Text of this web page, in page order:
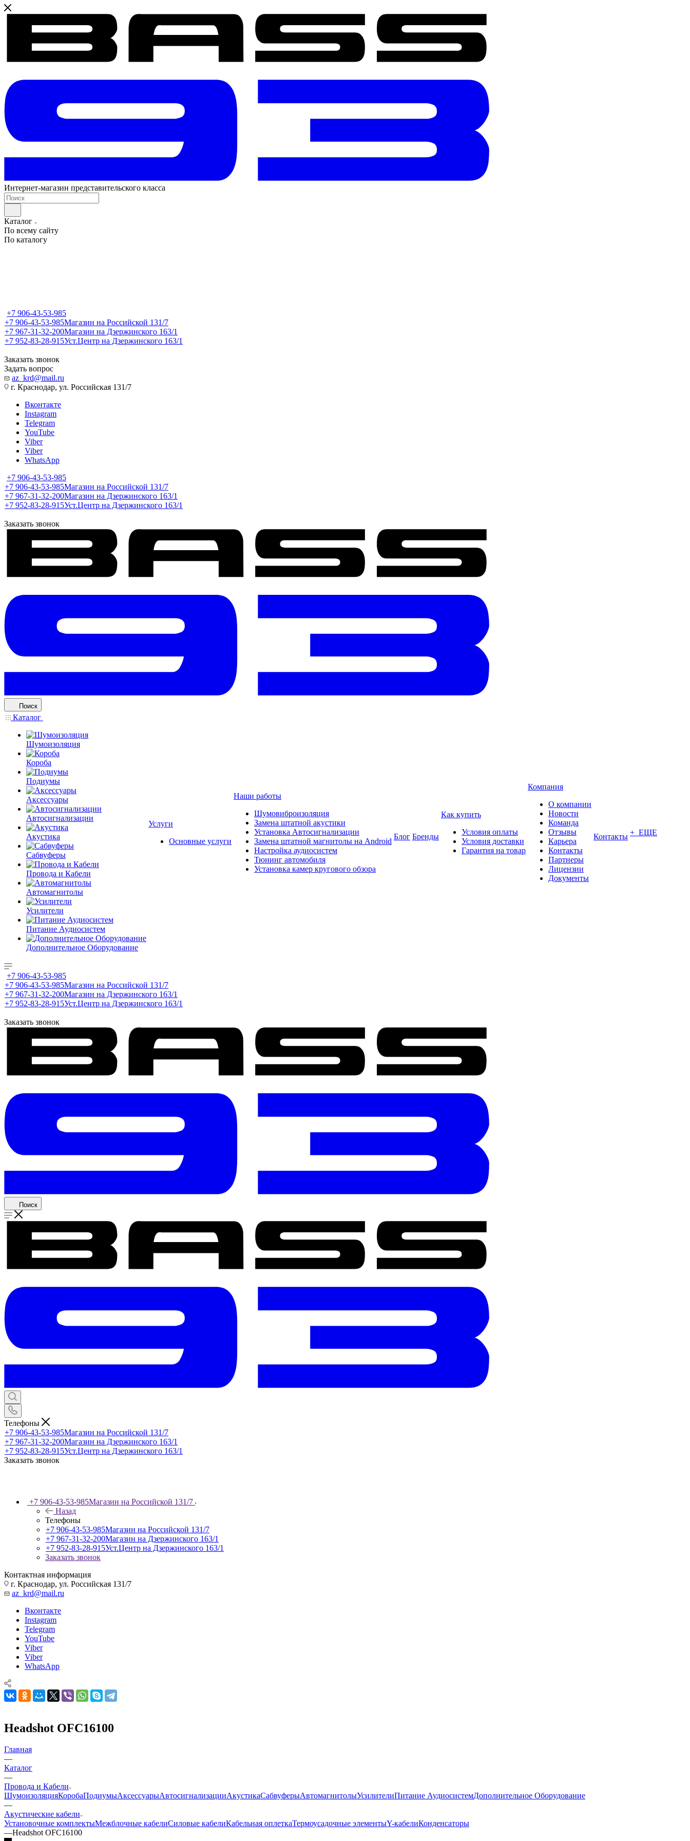
Интернет-магазин представительского класса
Каталог
По всему сайту
По каталогу
+7 906-43-53-985
+7 906-43-53-985Магазин на Российской 131/7
+7 967-31-32-200Магазин на Дзержинского 163/1
+7 952-83-28-915Уст.Центр на Дзержинского 163/1
Заказать звонок
Задать вопрос
az_krd@mail.ru
г. Краснодар, ул. Российская 131/7
Вконтакте
Instagram
Telegram
YouTube
Viber
Viber
WhatsApp
+7 906-43-53-985
+7 906-43-53-985Магазин на Российской 131/7
+7 967-31-32-200Магазин на Дзержинского 163/1
+7 952-83-28-915Уст.Центр на Дзержинского 163/1
Заказать звонок
Поиск
Каталог
Шумоизоляция
Короба
Подиумы
Аксессуары
Автосигнализации
Акустика
Сабвуферы
Провода и Кабели
Автомагнитолы
Усилители
Питание Аудиосистем
Дополнительное Оборудование
Услуги
Основные услуги
Наши работы
Шумовиброизоляция
Замена штатной акустики
Установка Автосигнализации
Замена штатной магнитолы на Android
Настройка аудиосистем
Тюнинг автомобиля
Установка камер кругового обзора
Блог Бренды
Как купить
Условия оплаты
Условия доставки
Гарантия на товар
Компания
О компании
Новости
Команда
Отзывы
Карьера
Контакты
Партнеры
Лицензии
Документы
Контакты + ЕЩЕ
+7 906-43-53-985
+7 906-43-53-985Магазин на Российской 131/7
+7 967-31-32-200Магазин на Дзержинского 163/1
+7 952-83-28-915Уст.Центр на Дзержинского 163/1
Заказать звонок
Поиск
Телефоны
+7 906-43-53-985Магазин на Российской 131/7
+7 967-31-32-200Магазин на Дзержинского 163/1
+7 952-83-28-915Уст.Центр на Дзержинского 163/1
Заказать звонок
+7 906-43-53-985Магазин на Российской 131/7
Назад
Телефоны
+7 906-43-53-985Магазин на Российской 131/7
+7 967-31-32-200Магазин на Дзержинского 163/1
+7 952-83-28-915Уст.Центр на Дзержинского 163/1
Заказать звонок
Контактная информация
г. Краснодар, ул. Российская 131/7
az_krd@mail.ru
Вконтакте
Instagram
Telegram
YouTube
Viber
Viber
WhatsApp
Headshot OFC16100
Главная
—
Каталог
—
Провода и Кабели
ШумоизоляцияКоробаПодиумыАксессуарыАвтосигнализацииАкустикаСабвуферыАвтомагнитолыУсилителиПитание АудиосистемДополнительное Оборудование
—
Акустические кабели
Установочные комплектыМежблочные кабелиСиловые кабелиКабельная оплеткаТермоусадочные элементыY-кабелиКонденсаторы
—Headshot OFC16100